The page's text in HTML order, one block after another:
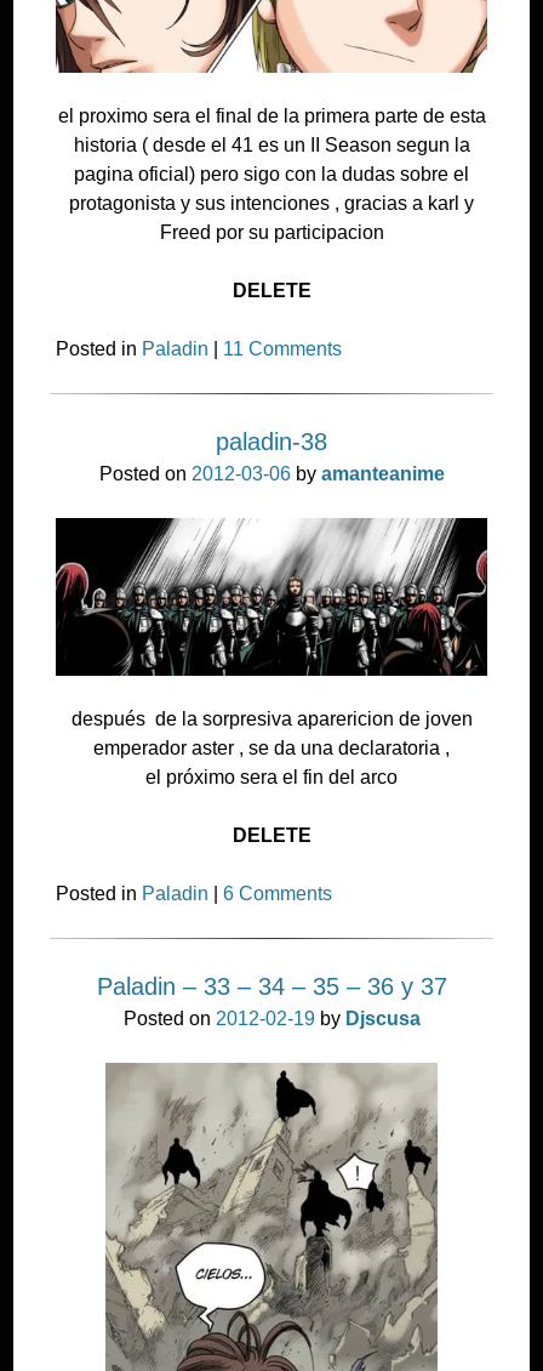
el proximo sera el final de la primera parte de esta
historia ( desde el 41 es un II Season segun la
pagina oficial) pero sigo con la dudas sobre el
protagonista y sus intenciones , gracias a karl y
Freed por su participacion
DELETE
Posted in Paladin 11 Comments
paladin-38
Posted on 2012-03-06by amanteanime
después de la sorpresiva aparericion de joven
emperador aster , se da una declaratoria ,
el próximo sera el fin del arco
DELETE
Posted in Paladin |6 Comments
Paladin – 33 – 34 – 35 – 36 y 37
Posted on 2012-02-19by Djscusa